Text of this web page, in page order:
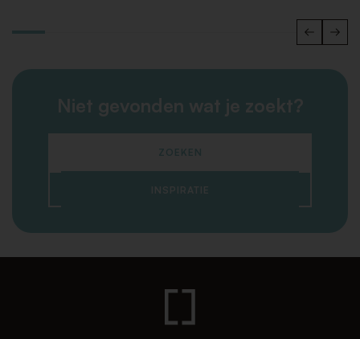
Niet gevonden wat je zoekt?
ZOEKEN
INSPIRATIE